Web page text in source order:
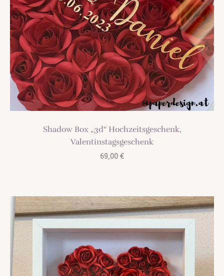
Shadow Box „3d“ Hochzeitsgeschenk,
Valentinstagsgeschenk
69,00 €
TREND